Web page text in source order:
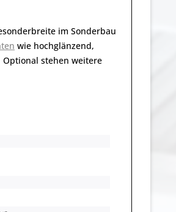
im Sonderbau
wie hochglänzend,
stehen weitere